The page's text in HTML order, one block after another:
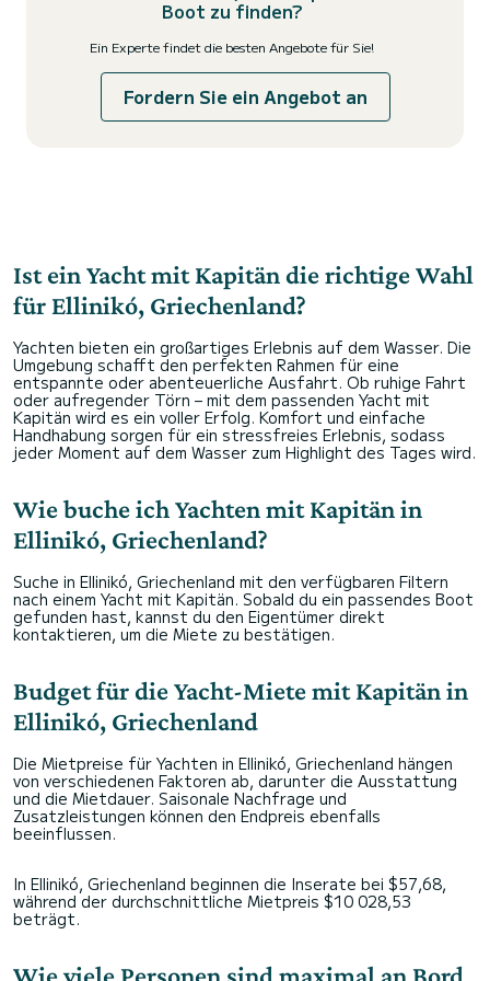
Boot zu finden?
Ein Experte findet die besten Angebote für Sie!
Fordern Sie ein Angebot an
Ist ein Yacht mit Kapitän die richtige Wahl
für Ellinikó, Griechenland?
Yachten bieten ein großartiges Erlebnis auf dem Wasser. Die
Umgebung schafft den perfekten Rahmen für eine
entspannte oder abenteuerliche Ausfahrt. Ob ruhige Fahrt
oder aufregender Törn – mit dem passenden Yacht mit
Kapitän wird es ein voller Erfolg. Komfort und einfache
Handhabung sorgen für ein stressfreies Erlebnis, sodass
jeder Moment auf dem Wasser zum Highlight des Tages wird.
Wie buche ich Yachten mit Kapitän in
Ellinikó, Griechenland?
Suche in Ellinikó, Griechenland mit den verfügbaren Filtern
nach einem Yacht mit Kapitän. Sobald du ein passendes Boot
gefunden hast, kannst du den Eigentümer direkt
kontaktieren, um die Miete zu bestätigen.
Budget für die Yacht-Miete mit Kapitän in
Ellinikó, Griechenland
Die Mietpreise für Yachten in Ellinikó, Griechenland hängen
von verschiedenen Faktoren ab, darunter die Ausstattung
und die Mietdauer. Saisonale Nachfrage und
Zusatzleistungen können den Endpreis ebenfalls
beeinflussen.
In Ellinikó, Griechenland beginnen die Inserate bei $57,68,
während der durchschnittliche Mietpreis $10 028,53
beträgt.
Wie viele Personen sind maximal an Bord